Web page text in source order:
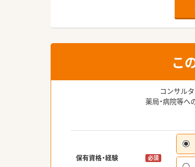
こ
コンサル
薬局・病院等へ
保有資格・経験 必須